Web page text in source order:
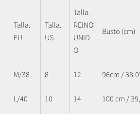
Talla.
EU
Talla.
US
Talla.
REINO
UNID
O
Busto (cm)
M/38 8 12 96cm /
L/40 10 14 100 cm /